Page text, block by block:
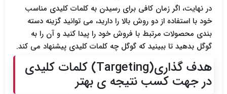
در نهایت، اگر زمان کافی برای رسیدن به کلمات کلیدی مناسب
خود با استفاده از دو روش بالا را دارید، می توانید گزینه دسته
بندی محصولات مرتبط با فروش خود را پیدا کنید و آن را به
گوگل بدهید تا ببینید که گوگل چه کلمات کلیدی پیشنهاد می کند.
هدف گذاری(Targeting) کلمات کلیدی
در جهت کسب نتیجه ی بهتر